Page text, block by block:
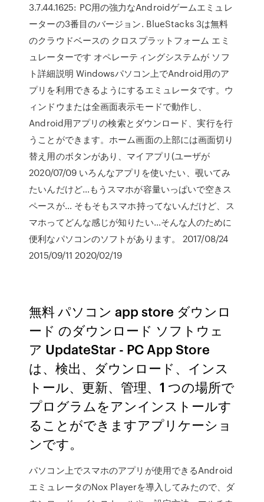
3.7.44.1625: PC用の強力なAndroidゲームエミュレ
ーターの3番目のバージョン. BlueStacks 3は無料
のクラウドベースの クロスプラットフォーム エミ
ュレーターです オペレーティングシステムが ソフ
ト詳細説明 Windowsパソコン上でAndroid用のア
プリを利用できるようにするエミュレータです。ウ
ィンドウまたは全画面表示モードで動作し、
Android用アプリの検索とダウンロード、実行を行
うことができます。ホーム画面の上部には画面切り
替え用のボタンがあり、マイアプリ(ユーザが
2020/07/09 いろんなアプリを使いたい、覗いてみ
たいんだけど…もうスマホが容量いっぱいで空きス
ペースが… そもそもスマホ持ってないんだけど、ス
マホってどんな感じが知りたい…そんな人のために
便利なパソコンのソフトがあります。 2017/08/24
2015/09/11 2020/02/19
無料 パソコン app store ダウンロ
ード のダウンロード ソフトウェ
ア UpdateStar - PC App Store
は、検出、ダウンロード、インス
トール、更新、管理、1 つの場所で
プログラムをアンインストールす
ることができますアプリケーショ
ンです。
パソコン上でスマホのアプリが使用できるAndroid
エミュレータのNox Playerを導入してみたので、ダ